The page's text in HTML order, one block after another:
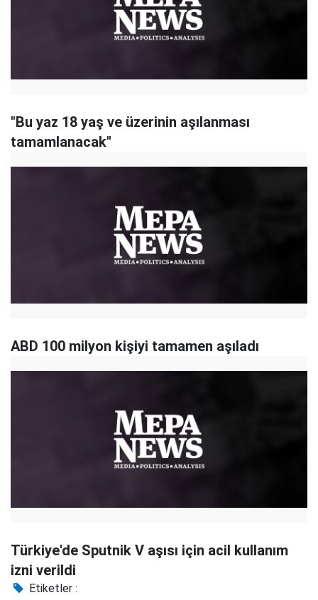
"Bu yaz 18 yaş ve üzerinin aşılanması
tamamlanacak"
ABD 100 milyon kişiyi tamamen aşıladı
Türkiye'de Sputnik V aşısı için acil kullanım
izni verildi
Etiketler :